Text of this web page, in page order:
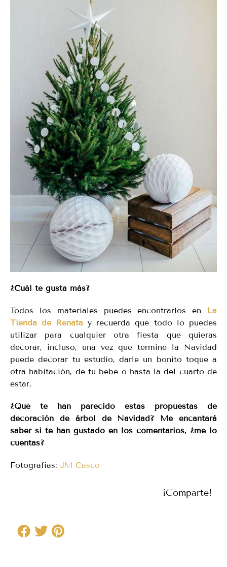
¿Cuál te gusta más?
Todos los materiales puedes encontrarlos en
La
Tienda de Renata y recuerda que todo lo puedes
utilizar para cualquier otra fiesta que quieras
decorar, incluso, una vez que termine la Navidad
puede decorar tu estudio, darle un bonito toque a
otra habitación, de tu bebe o hasta la del cuarto de
estar.
¿Qué te han parecido estas propuestas de
decoración de árbol de Navidad? Me encantará
saber si te han gustado en los comentarios, ¿me lo
cuentas?
Fotografías: JM Casco
¡Comparte!